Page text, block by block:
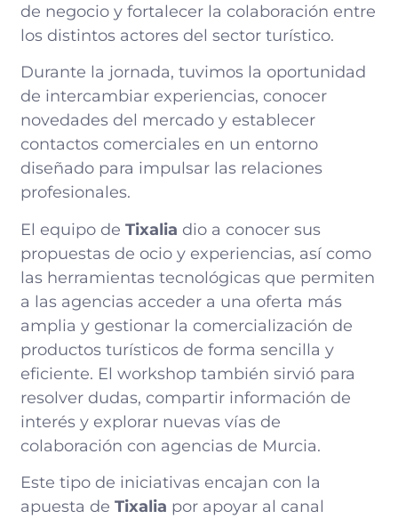
de negocio y fortalecer la colaboración entre
los distintos actores del sector turístico.
Durante la jornada, tuvimos la oportunidad
de intercambiar experiencias, conocer
novedades del mercado y establecer
contactos comerciales en un entorno
diseñado para impulsar las relaciones
profesionales.
El equipo deTixalia dio a conocer sus
propuestas de ocio y experiencias, así como
las herramientas tecnológicas que permiten
a las agencias acceder a una oferta más
amplia y gestionar la comercialización de
productos turísticos de forma sencilla y
eficiente. El workshop también sirvió para
resolver dudas, compartir información de
interés y explorar nuevas vías de
colaboración con agencias de Murcia.
Este tipo de iniciativas encajan con la
apuesta de Tixalia por apoyar al canal